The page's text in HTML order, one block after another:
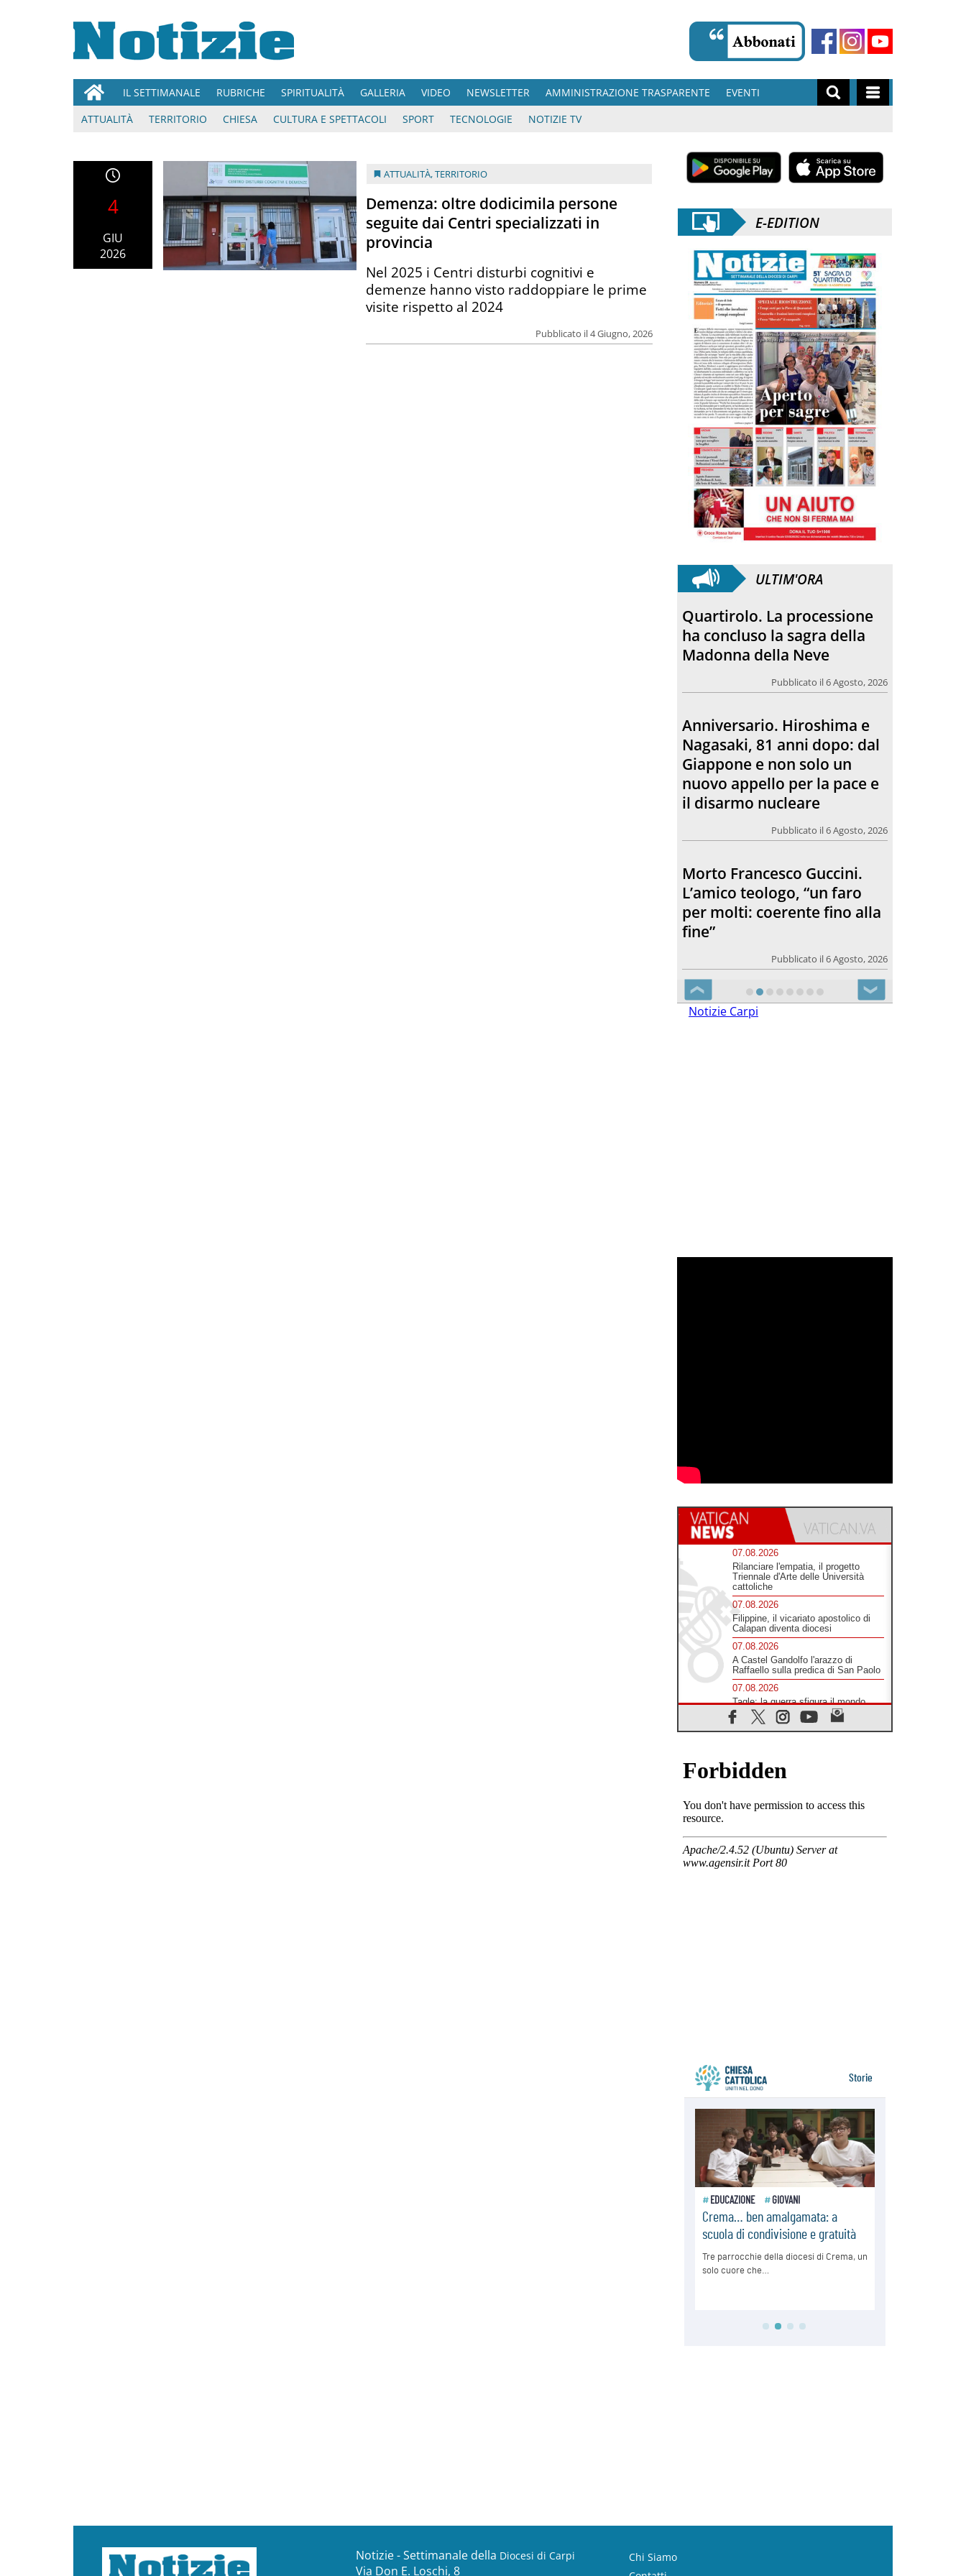
IL SETTIMANALE RUBRICHE SPIRITUALITÀ GALLERIA VIDEO NEWSLETTER AMMINISTRAZIONE TRASPARENTE
EVENTI
ATTUALITÀ
TERRITORIO CHIESA CULTURA E SPETTACOLI SPORT TECNOLOGIE NOTIZIE TV
4
GIU
2026
ATTUALITÀ,TERRITORIO
Demenza: oltre dodicimila persone
seguite dai Centri specializzati in
provincia
Pubblicato il 4 Giugno, 2026
Nel 2025 i Centri disturbi cognitivi e
demenze hanno visto raddoppiare le prime
visite rispetto al 2024
E-EDITION
ULTIM'ORA
Anniversario. Hiroshima e
Nagasaki, 81 anni dopo: dal
Giappone e non solo un
nuovo appello per la pace e
il disarmo nucleare
Pubblicato il 6 Agosto, 2026
Morto Francesco Guccini.
L’amico teologo, “un faro
per molti: coerente fino alla
Chiesa. Un abbraccio verso il
futuro, la grande festa del
Papa e dei giovani ad Assisi
Pubblicato il 6 Agosto, 2026
❮ ❯
Notizie Carpi
07.08.2026
Rilanciare l'empatia, il progetto
Triennale d'Arte delle Università
cattoliche
07.08.2026
Filippine, il vicariato apostolico di
Calapan diventa diocesi
07.08.2026
A Castel Gandolfo l'arazzo di
Raffaello sulla predica di San Paolo
07.08.2026
Tagle: la guerra sfigura il mondo,
solo la rivelazione di Dio lo
trasfigura
intensi tra Chiesa, popolo e
istituzioni
SIGNIS 2026, dare voce alle
07.08.2026
Honduras, gli sfollati invisibili di una
crisi dimenticata
Notizie - Settimanale della Diocesi di Carpi
Via Don E. Loschi, 8
Chi Siamo